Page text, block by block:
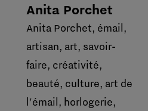
Anita Porchet
Anita Porchet, émail,
artisan, art, savoir-
faire, créativité,
beauté, culture, art de
l'émail, horlogerie,